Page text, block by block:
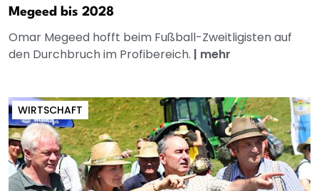
Megeed bis 2028
Omar Megeed hofft beim Fußball-Zweitligisten auf
den Durchbruch im Profibereich. | mehr
WIRTSCHAFT